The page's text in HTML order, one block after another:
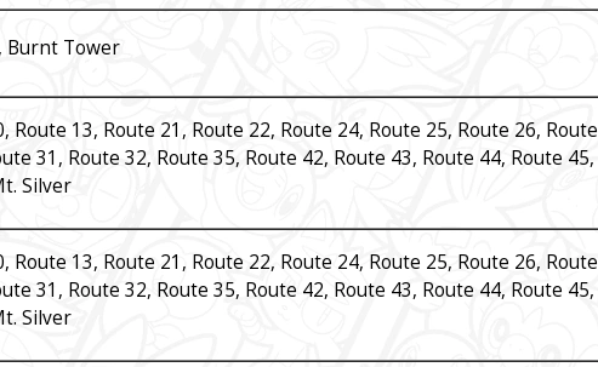
Burnt Tower
Route 13, Route 21, Route 22, Route 24, Route 25, Route 26, Route
31, Route 32, Route 35, Route 42, Route 43, Route 44, Route 45,
Silver
Route 13, Route 21, Route 22, Route 24, Route 25, Route 26, Route
31, Route 32, Route 35, Route 42, Route 43, Route 44, Route 45,
Silver